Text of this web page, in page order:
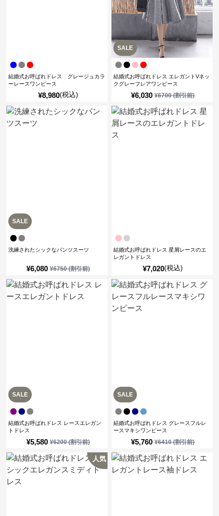
¥8,980(税込)
結婚式お呼ばれドレス グレージュカラ
ーレースワンピース
SALE
¥6,030 ¥6700(割引前)
結婚式お呼ばれドレス エレガントVネッ
クグレーフレアワンピース
SALE
¥6,080 ¥6750(割引前)
洗練されたシックなパンツスーツ
¥7,020(税込)
結婚式お呼ばれドレス 星屑レースのエ
レガントドレス
SALE
¥5,580 ¥6200(割引前)
結婚式お呼ばれドレス レースエレガン
トドレス
SALE
¥5,760 ¥6410(割引前)
結婚式お呼ばれドレス グレースフルレ
ースマキシワンピース
人気